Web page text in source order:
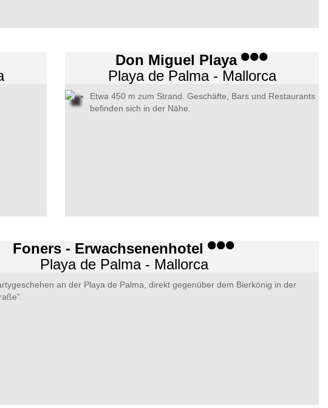
Don Miguel Playa
Playa de Palma - Mallorca
Etwa 450 m zum Strand. Geschäfte, Bars und Restaurants
befinden sich in der Nähe.
Foners - Erwachsenenhotel
Playa de Palma - Mallorca
an der Playa de Palma, direkt gegenüber dem Bierkönig in der